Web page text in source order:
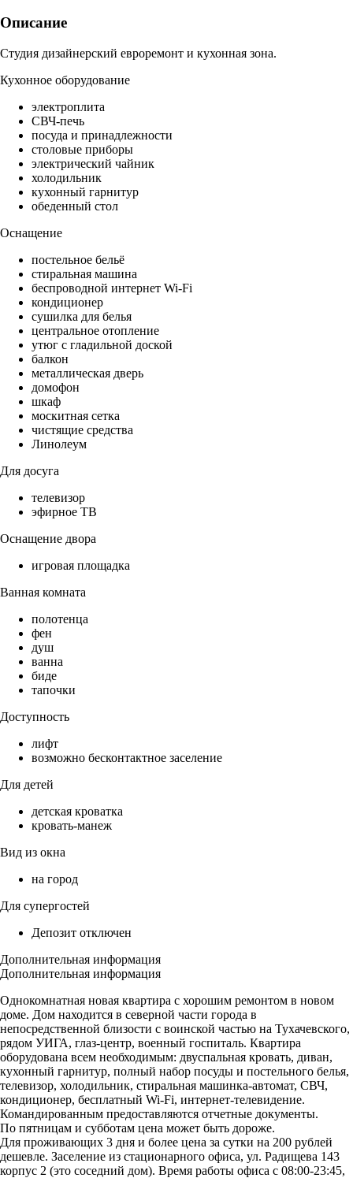
Описание
Студия дизайнерский евроремонт и кухонная зона.
Кухонное оборудование
электроплита
СВЧ-печь
посуда и принадлежности
столовые приборы
электрический чайник
холодильник
кухонный гарнитур
обеденный стол
Оснащение
постельное бельё
стиральная машина
беспроводной интернет Wi-Fi
кондиционер
сушилка для белья
центральное отопление
утюг с гладильной доской
балкон
металлическая дверь
домофон
шкаф
москитная сетка
чистящие средства
Линолеум
Для досуга
телевизор
эфирное ТВ
Оснащение двора
игровая площадка
Ванная комната
полотенца
фен
душ
ванна
биде
тапочки
Доступность
лифт
возможно бесконтактное заселение
Для детей
детская кроватка
кровать-манеж
Вид из окна
на город
Для супергостей
Депозит отключен
Дополнительная информация
Дополнительная информация
Однокомнатная новая квартира с хорошим ремонтом в новом
доме. Дом находится в северной части города в
непосредственной близости с воинской частью на Тухачевского,
рядом УИГА, глаз-центр, военный госпиталь. Квартира
оборудована всем необходимым: двуспальная кровать, диван,
кухонный гарнитур, полный набор посуды и постельного белья,
телевизор, холодильник, стиральная машинка-автомат, СВЧ,
кондиционер, бесплатный Wi-Fi, интернет-телевидение.
Командированным предоставляются отчетные документы.
По пятницам и субботам цена может быть дороже.
Для проживающих 3 дня и более цена за сутки на 200 рублей
дешевле. Заселение из стационарного офиса, ул. Радищева 143
корпус 2 (это соседний дом). Время работы офиса с 08:00-23:45,